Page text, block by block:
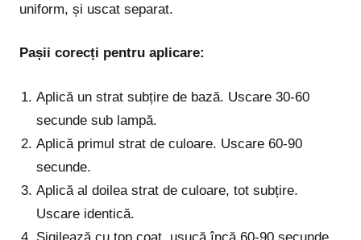
uniform, și uscat separat.
Pașii corecți pentru aplicare:
Aplică un strat subțire de bază. Uscare 30-60
secunde sub lampă.
Aplică primul strat de culoare. Uscare 60-90
secunde.
Aplică al doilea strat de culoare, tot subțire.
Uscare identică.
Sigilează cu top coat, usucă încă 60-90 secunde.